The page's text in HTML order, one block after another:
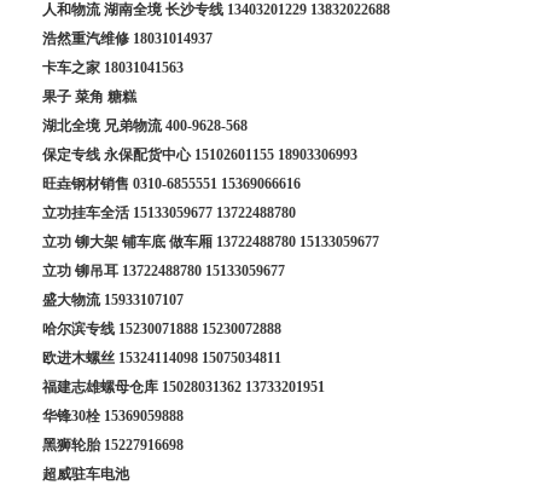
人和物流 湖南全境 长沙专线 13403201229 13832022688
浩然重汽维修 18031014937
卡车之家 18031041563
果子 菜角 糖糕
湖北全境 兄弟物流400-9628-568
保定专线 永保配货中心 15102601155 18903306993
旺垚钢材销售 0310-6855551 15369066616
立功挂车全活 15133059677 13722488780
立功 铆大架 铺车底 做车厢 13722488780 15133059677
立功 铆吊耳 13722488780 15133059677
盛大物流 15933107107
哈尔滨专线 15230071888 15230072888
欧进木螺丝 15324114098 15075034811
福建志雄螺母仓库 15028031362 13733201951
华锋30栓 15369059888
黑狮轮胎 15227916698
超威驻车电池